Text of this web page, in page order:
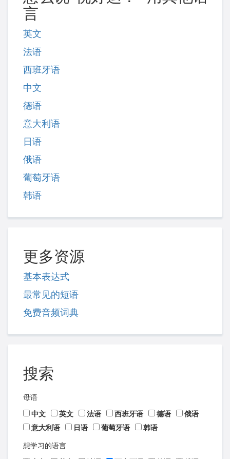
言
英文
法语
西班牙语
中文
德语
意大利语
日语
俄语
葡萄牙语
韩语
更多资源
基本表达式
最常见的短语
免费音频词典
搜索
母语
中文
英文 法语 西班牙语 德语
俄语
意大利语
日语 葡萄牙语 韩语
想学习的语言